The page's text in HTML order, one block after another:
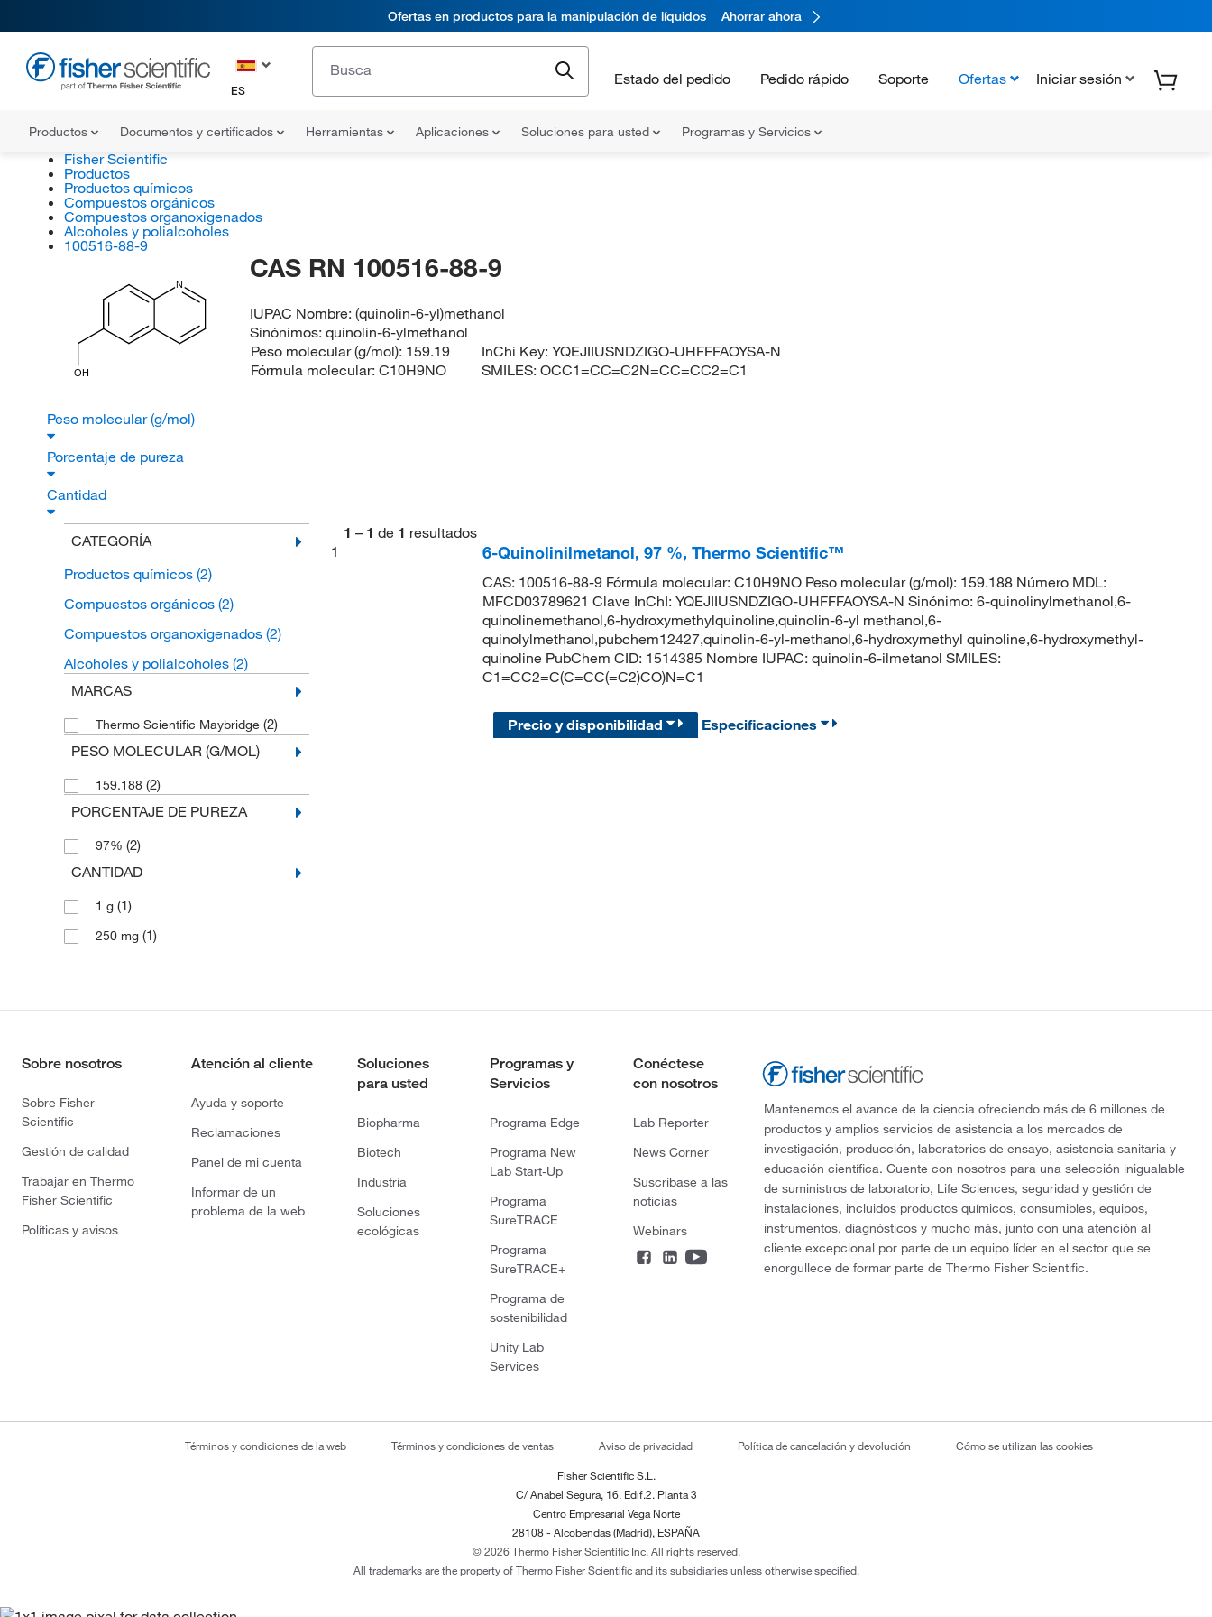
Ofertas en productos para la manipulación de líquidos Ahorrar ahora
ES
Estado del pedido Pedido rápido Soporte Ofertas Iniciar sesión
Productos Documentos y certificados Herramientas Aplicaciones Soluciones para usted Programas y Servicios
Fisher Scientific
Productos
Productos químicos
Compuestos orgánicos
Compuestos organoxigenados
Alcoholes y polialcoholes
100516-88-9
OH
N
CAS RN 100516-88-9
IUPAC Nombre:(quinolin-6-yl)methanol
Sinónimos:quinolin-6-ylmethanol
Peso molecular (g/mol): 159.19
Fórmula molecular: C10H9NO
InChi Key:YQEJIIUSNDZIGO-UHFFFAOYSA-N
SMILES:OCC1=CC=C2N=CC=CC2=C1
Peso molecular (g/mol)
Porcentaje de pureza
Cantidad
CATEGORÍA
Productos químicos (2)
Compuestos orgánicos (2)
Compuestos organoxigenados (2)
Alcoholes y polialcoholes (2)
MARCAS
Thermo Scientific Maybridge (2)
PESO MOLECULAR (G/MOL)
159.188 (2)
PORCENTAJE DE PUREZA
97% (2)
CANTIDAD
1 g (1)
250 mg (1)
1 – 1 de 1 resultados
1
6-Quinolinilmetanol, 97 %, Thermo Scientific™
CAS: 100516-88-9 Fórmula molecular: C10H9NO Peso molecular (g/mol): 159.188 Número MDL:
MFCD03789621 Clave InChI: YQEJIIUSNDZIGO-UHFFFAOYSA-N Sinónimo: 6-quinolinylmethanol,6-
quinolinemethanol,6-hydroxymethylquinoline,quinolin-6-yl methanol,6-
quinolylmethanol,pubchem12427,quinolin-6-yl-methanol,6-hydroxymethyl quinoline,6-hydroxymethyl-
quinoline PubChem CID: 1514385 Nombre IUPAC: quinolin-6-ilmetanol SMILES:
C1=CC2=C(C=CC(=C2)CO)N=C1
Precio y disponibilidad Especificaciones
Sobre nosotros
Sobre Fisher
Scientific
Gestión de calidad
Trabajar en Thermo
Fisher Scientific
Políticas y avisos
Atención al cliente
Ayuda y soporte
Reclamaciones
Panel de mi cuenta
Informar de un
problema de la web
Soluciones
para usted
Biopharma
Biotech
Industria
Soluciones
ecológicas
Programas y
Servicios
Programa Edge
Programa New
Lab Start-Up
Programa
SureTRACE
Programa
SureTRACE+
Programa de
sostenibilidad
Unity Lab
Services
Conéctese
con nosotros
Lab Reporter
News Corner
Suscríbase a las
noticias
Webinars
Mantenemos el avance de la ciencia ofreciendo más de 6 millones de
productos y amplios servicios de asistencia a los mercados de
investigación, producción, laboratorios de ensayo, asistencia sanitaria y
educación científica. Cuente con nosotros para una selección inigualable
de suministros de laboratorio, Life Sciences, seguridad y gestión de
instalaciones, incluidos productos químicos, consumibles, equipos,
instrumentos, diagnósticos y mucho más, junto con una atención al
cliente excepcional por parte de un equipo líder en el sector que se
enorgullece de formar parte de Thermo Fisher Scientific.
Términos y condiciones de la web Términos y condiciones de ventas Aviso de privacidad Política de cancelación y devolución Cómo se utilizan las cookies
Fisher Scientific S.L.
C/ Anabel Segura, 16. Edif.2. Planta 3
Centro Empresarial Vega Norte
28108 - Alcobendas (Madrid), ESPAÑA
© 2026 Thermo Fisher Scientific Inc. All rights reserved.
All trademarks are the property of Thermo Fisher Scientific and its subsidiaries unless otherwise specified.